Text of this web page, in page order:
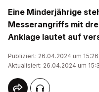
Eine Minderjährige
Messerangriffs mit
Anklage lautet auf
Publiziert: 26.04.2024 um
Aktualisiert: 26.04.2024 um